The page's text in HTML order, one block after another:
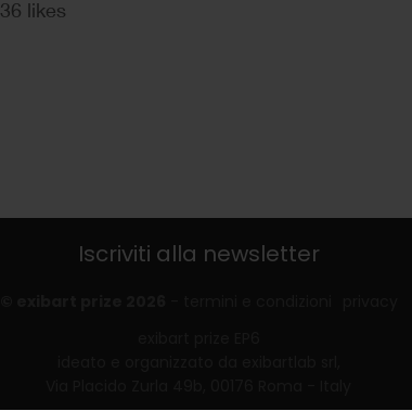
36 likes
Iscriviti alla newsletter